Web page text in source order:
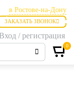
в Ростове-на-Дону
в Ростове-на-Дону
в Таганроге
ЗАКАЗАТЬ ЗВОНОК
/ регистрация
0